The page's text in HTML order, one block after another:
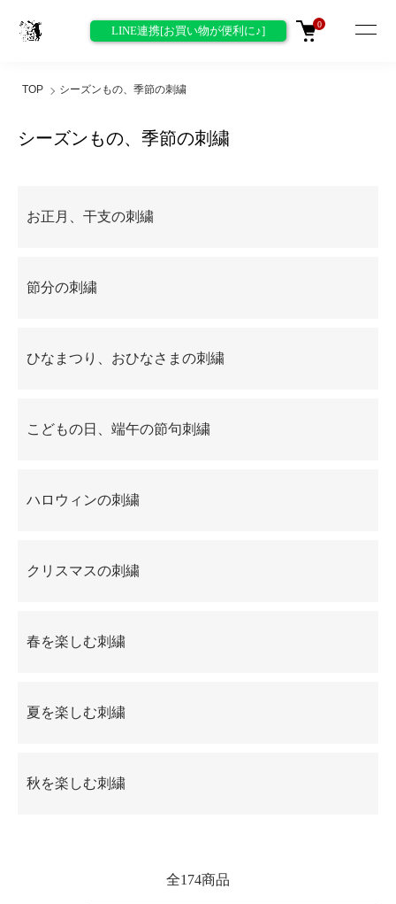
LINE連携[お買い物が便利に♪] 0
TOP シーズンもの、季節の刺繍
シーズンもの、季節の刺繍
お正月、干支の刺繍
節分の刺繍
ひなまつり、おひなさまの刺繍
こどもの日、端午の節句刺繍
ハロウィンの刺繍
クリスマスの刺繍
春を楽しむ刺繍
夏を楽しむ刺繍
秋を楽しむ刺繍
全174商品